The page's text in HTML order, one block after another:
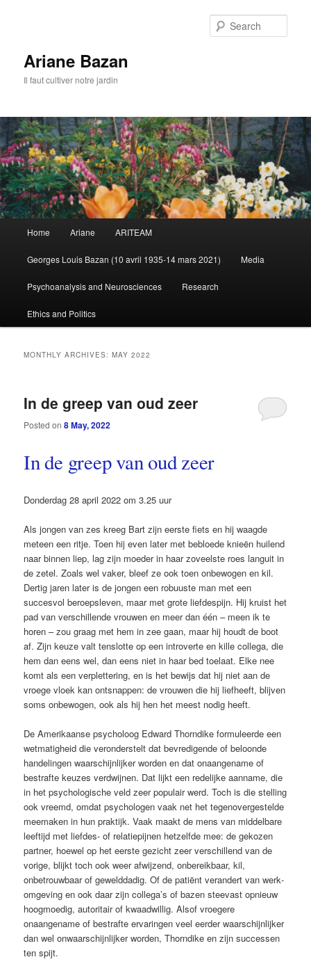
Ariane Bazan
Il faut cultiver notre jardin
Skip
to
primary
Skip
to
secondary
Home Ariane ARITEAM
Georges Louis Bazan (10 avril 1935-14 mars 2021) Media
Psychoanalysis and Neurosciences Research
Ethics and Politics
MONTHLY ARCHIVES:MAY 2022
In de greep van oud zeer
Posted on8 May, 2022
In de greep van oud zeer
Donderdag 28 april 2022 om 3.25 uur
Als jongen van zes kreeg Bart zijn eerste fiets en hij waagde
meteen een ritje. Toen hij even later met bebloede knieën huilend
naar binnen liep, lag zijn moeder in haar zoveelste roes languit in
de zetel. Zoals wel vaker, bleef ze ook toen onbewogen en kil.
Dertig jaren later is de jongen een ­robuuste man met een
succesvol ­beroepsleven, maar met grote liefdespijn. Hij kruist het
pad van verschillende vrouwen en meer dan één – meen ik te
horen – zou graag met hem in zee gaan, maar hij houdt de boot
af. Zijn keuze valt tenslotte op een introverte en kille collega, die
hem dan eens wel, dan eens niet in haar bed toelaat. Elke nee
komt als een verplettering, en is het bewijs dat hij niet aan de
vroege vloek kan ontsnappen: de vrouwen die hij liefheeft, blijven
soms onbewogen, ook als hij hen het meest nodig heeft.
De Amerikaanse psycholoog Edward Thorndike formuleerde een
wetmatigheid die veronderstelt dat bevredigende of beloonde
handelingen waarschijnlijker worden en dat onaangename of
bestrafte keuzes verdwijnen. Dat lijkt een redelijke aan­name, die
in het psycho­­lo­gische veld zeer populair werd. Toch is die stelling
ook vreemd, omdat psychologen vaak net het tegenovergestelde
meemaken in hun praktijk. Vaak maakt de mens van middelbare
leeftijd met liefdes- of relatie­pijnen hetzelfde mee: de gekozen
partner, hoewel op het eerste gezicht zeer verschillend van de
vorige, blijkt toch ook weer afwijzend, onbereikbaar, kil,
onbetrouwbaar of gewelddadig. Of de patiënt verandert van werk­
omgeving en ook daar zijn collega’s of bazen steevast opnieuw
hoogmoedig, autoritair of kwaadwillig. Alsof vroegere
onaangename of bestrafte ervaringen veel eerder waarschijnlijker
dan wel onwaarschijnlijker worden, Thorndike en zijn successen
ten spijt.